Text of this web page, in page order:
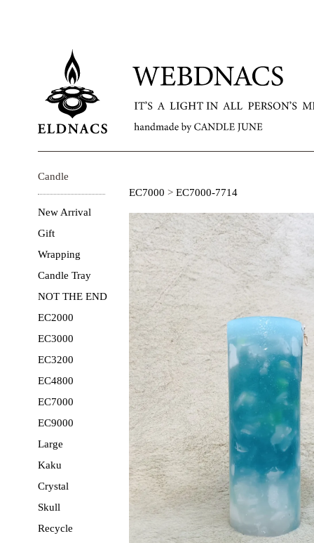
Candle
New Arrival
Gift
Wrapping
Candle Tray
NOT THE END
EC2000
EC3000
EC3200
EC4800
EC7000
EC9000
Large
Kaku
Crystal
Skull
Recycle
EC7000 > EC7000-7714